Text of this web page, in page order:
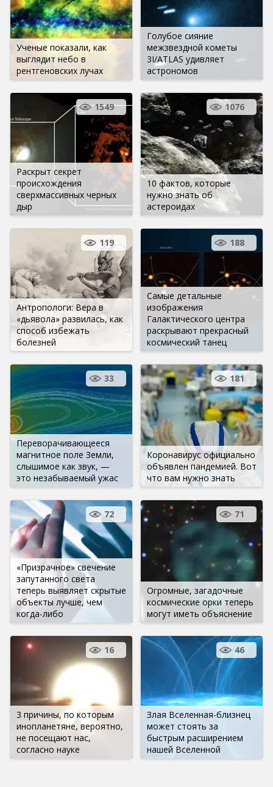
Ученые показали, как
выглядит небо в
рентгеновских лучах
Голубое сияние
межзвездной кометы
3I/ATLAS удивляет
астрономов
Раскрыт секрет
происхождения
сверхмассивных черных
дыр
1549
10 фактов, которые
нужно знать об
астероидах
1076
Антропологи: Вера в
«дьявола» развилась, как
способ избежать
болезней
119
Самые детальные
изображения
Галактического центра
раскрывают прекрасный
космический танец
188
Переворачивающееся
магнитное поле Земли,
слышимое как звук, —
это незабываемый ужас
33
Коронавирус официально
объявлен пандемией. Вот
что вам нужно знать
181
«Призрачное» свечение
запутанного света
теперь выявляет скрытые
объекты лучше, чем
когда-либо
72
Огромные, загадочные
космические орки теперь
могут иметь объяснение
71
3 причины, по которым
инопланетяне, вероятно,
не посещают нас,
согласно науке
16
Злая Вселенная-близнец
может стоять за
быстрым расширением
нашей Вселенной
46